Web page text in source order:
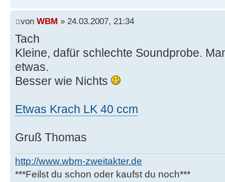
von WBM » 24.03.2007, 21:34
Tach
Kleine, dafür schlechte Soundprobe.
etwas.
Besser wie Nichts
Etwas Krach LK 40 ccm
Gruß Thomas
http://www.wbm-zweitakter.de
***Feilst du schon oder kaufst du noch***